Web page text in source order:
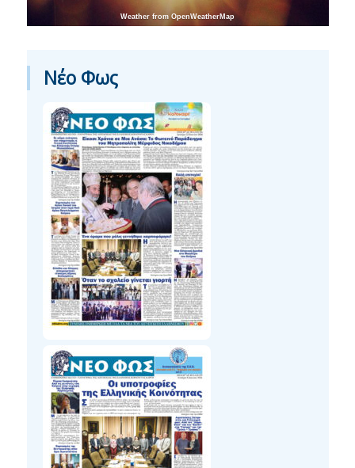
Weather from OpenWeatherMap
Νέο Φως